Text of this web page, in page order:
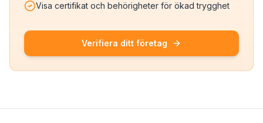
Visa certifikat och behörigheter för ökad trygghet
Verifiera ditt företag